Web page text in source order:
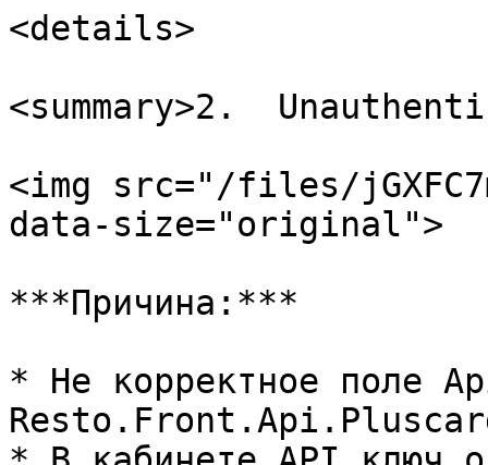
<details>
<summary>2.
<img src="/files/
data-size="original">
***Причина:***
* Не корректное поле